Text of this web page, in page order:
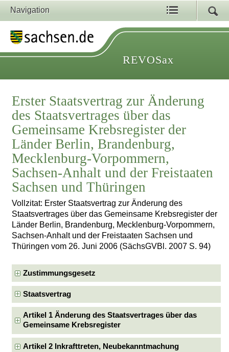
Navigation
REVOSax
Erster Staatsvertrag zur Änderung
des Staatsvertrages über das
Gemeinsame Krebsregister der
Länder Berlin, Brandenburg,
Mecklenburg-Vorpommern,
Sachsen-Anhalt und der Freistaaten
Sachsen und Thüringen
Vollzitat: Erster Staatsvertrag zur Änderung des
Staatsvertrages über das Gemeinsame Krebsregister der
Länder Berlin, Brandenburg, Mecklenburg-Vorpommern,
Sachsen-Anhalt und der Freistaaten Sachsen und
Thüringen vom 26. Juni 2006 (SächsGVBl. 2007 S. 94)
Zustimmungsgesetz
Staatsvertrag
Artikel 1 Änderung des Staatsvertrages über das
Gemeinsame Krebsregister
Artikel 2 Inkrafttreten, Neubekanntmachung